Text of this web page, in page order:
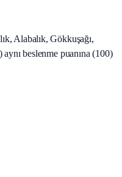
Alabalık, Gökkuşağı,
beslenme puanına (100)